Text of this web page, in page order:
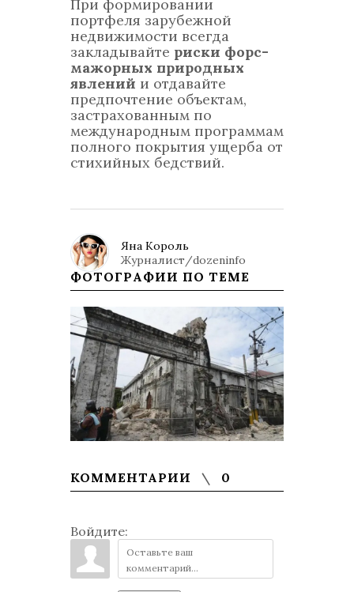
При формировании
портфеля зарубежной
недвижимости всегда
закладывайте риски форс-
мажорных природных
явлений и отдавайте
предпочтение объектам,
застрахованным по
международным программам
полного покрытия ущерба от
стихийных бедствий.
Яна Король
Журналист/dozeninfo
ФОТОГРАФИИ ПО ТЕМЕ
КОММЕНТАРИИ 0
Войдите: